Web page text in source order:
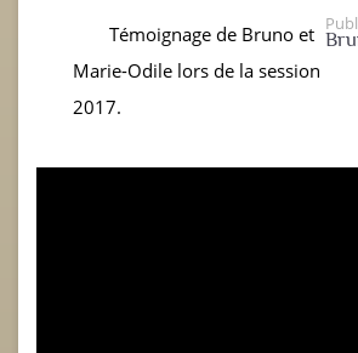
Témoignage de Bruno et
Marie-Odile lors de la session
2017.